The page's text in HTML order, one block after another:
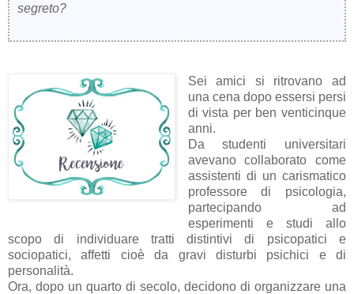
segreto?
Sei amici si ritrovano ad
una cena dopo essersi persi
di vista per ben venticinque
anni.
Da studenti universitari
avevano collaborato come
assistenti di un carismatico
professore di psicologia,
partecipando ad
esperimenti e studi allo
scopo di individuare tratti distintivi di psicopatici e
sociopatici, affetti cioè da gravi disturbi psichici e di
personalità.
Ora, dopo un quarto di secolo, decidono di organizzare una